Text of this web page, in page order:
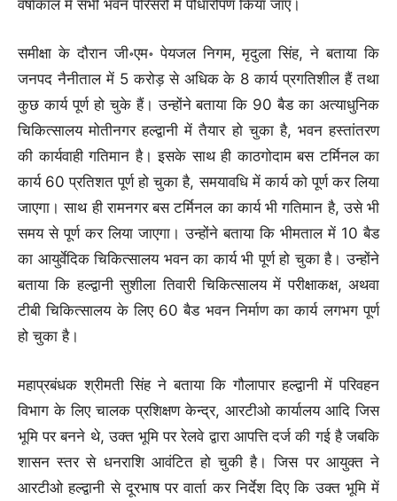
वर्षाकाल में सभी भवन परिसरों में पौधारोपण किया जाए।
समीक्षा के दौरान जी॰एम॰ पेयजल निगम, मृदुला सिंह, ने बताया कि
जनपद नैनीताल में 5 करोड़ से अधिक के 8 कार्य प्रगतिशील हैं तथा
कुछ कार्य पूर्ण हो चुके हैं। उन्होंने बताया कि 90 बैड का अत्याधुनिक
चिकित्सालय मोतीनगर हल्द्वानी में तैयार हो चुका है, भवन हस्तांतरण
की कार्यवाही गतिमान है। इसके साथ ही काठगोदाम बस टर्मिनल का
कार्य 60 प्रतिशत पूर्ण हो चुका है, समयावधि में कार्य को पूर्ण कर लिया
जाएगा। साथ ही रामनगर बस टर्मिनल का कार्य भी गतिमान है, उसे भी
समय से पूर्ण कर लिया जाएगा। उन्होंने बताया कि भीमताल में 10 बैड
का आयुर्वेदिक चिकित्सालय भवन का कार्य भी पूर्ण हो चुका है। उन्होंने
बताया कि हल्द्वानी सुशीला तिवारी चिकित्सालय में परीक्षाकक्ष, अथवा
टीबी चिकित्सालय के लिए 60 बैड भवन निर्माण का कार्य लगभग पूर्ण
हो चुका है।
महाप्रबंधक श्रीमती सिंह ने बताया कि गौलापार हल्द्वानी में परिवहन
विभाग के लिए चालक प्रशिक्षण केन्द्र, आरटीओ कार्यालय आदि जिस
भूमि पर बनने थे, उक्त भूमि पर रेलवे द्वारा आपत्ति दर्ज की गई है जबकि
शासन स्तर से धनराशि आवंटित हो चुकी है। जिस पर आयुक्त ने
आरटीओ हल्द्वानी से दूरभाष पर वार्ता कर निर्देश दिए कि उक्त भूमि में